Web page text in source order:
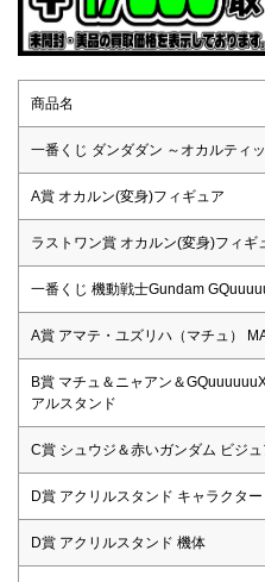
商品名
一番くじ ダンダダン ～オカルティ
A賞 オカルン(変身)フィギュア
ラストワン賞 オカルン(変身)フィギ
一番くじ 機動戦士Gundam
A賞 アマテ・ユズリハ（マチュ）
B賞 マチュ＆ニャアン＆
アルスタンド
C賞 シュウジ＆赤いガンダム ビジ
D賞 アクリルスタンド キャラクター
D賞 アクリルスタンド 機体